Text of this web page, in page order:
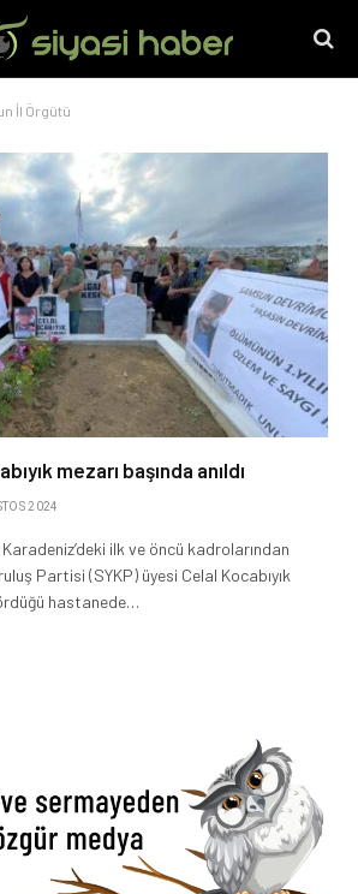
İl Örgütü
mezarı başında anıldı
2024
ilk ve öncü kadrolarından
Partisi (SYKP) üyesi Celal Kocabıyık
hastanede…